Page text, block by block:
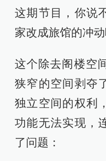
这期节目，你说
家改成旅馆的冲
这个除去阁楼空
狭窄的空间剥夺
独立空间的权利
功能无法实现，
了问题：